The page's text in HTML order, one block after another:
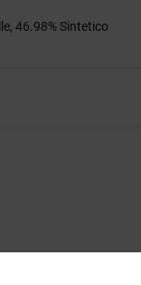
46.98% Sintetico